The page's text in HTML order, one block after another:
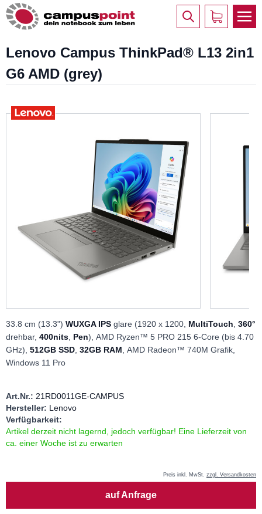
Lenovo Campus ThinkPad® L13 2in1
G6 AMD (grey)
33.8 cm (13.3") WUXGA IPS glare (1920 x 1200, MultiTouch 360°
drehbar, 400nits Pen), AMD Ryzen™ 5 PRO 215 6-Core (bis 4.70
GHz), 512GB SSD 32GB RAM AMD Radeon™ 740M Grafik,
Windows 11 Pro
Art.Nr.: 21RD0011GE-CAMPUS
Hersteller: Lenovo
Verfügbarkeit:
Artikel derzeit nicht lagernd, jedoch verfügbar! Eine Lieferzeit von
ca. einer Woche ist zu erwarten
Preis inkl. MwSt. zzgl. Versandkosten
auf Anfrage